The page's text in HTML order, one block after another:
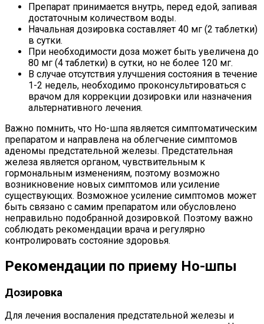
Препарат принимается внутрь, перед едой, запивая
достаточным количеством воды.
Начальная дозировка составляет 40 мг (2 таблетки)
в сутки.
При необходимости доза может быть увеличена до
80 мг (4 таблетки) в сутки, но не более 120 мг.
В случае отсутствия улучшения состояния в течение
1-2 недель, необходимо проконсультироваться с
врачом для коррекции дозировки или назначения
альтернативного лечения.
Важно помнить, что Но-шпа является симптоматическим
препаратом и направлена на облегчение симптомов
аденомы предстательной железы. Предстательная
железа является органом, чувствительным к
гормональным изменениям, поэтому возможно
возникновение новых симптомов или усиление
существующих. Возможное усиление симптомов может
быть связано с самим препаратом или обусловлено
неправильно подобранной дозировкой. Поэтому важно
соблюдать рекомендации врача и регулярно
контролировать состояние здоровья.
Рекомендации по приему Но-шпы
Дозировка
Для лечения воспаления предстательной железы и